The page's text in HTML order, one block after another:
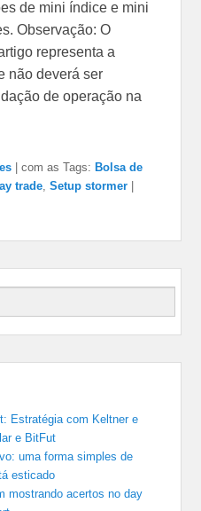
de mini índice e mini
Observação: O
representa a
não deverá ser
de operação na
|com as Tags: Bolsa de
trade ,Setup stormer |
Estratégia com Keltner e
e BitFut
uma forma simples de
esticado
mostrando acertos no day